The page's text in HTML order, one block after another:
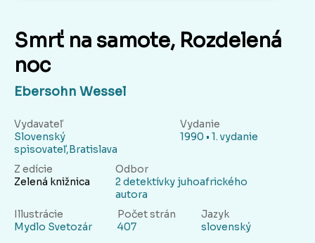
Smrť na samote, Rozdelená
noc
Ebersohn Wessel
Vydavateľ
Slovenský
spisovateľ,Bratislava
Vydanie
1990 • 1. vydanie
Z edície
Zelená knižnica
Odbor
2 detektívky juhoafrického
autora
Illustrácie
Mydlo Svetozár
Počet strán
407
Jazyk
slovenský